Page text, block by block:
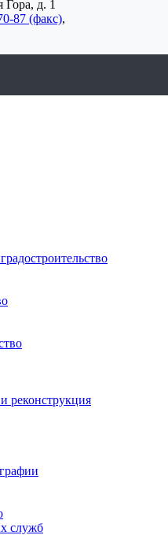
Гора, д. 1
87 (факс),
реконструкция
служб